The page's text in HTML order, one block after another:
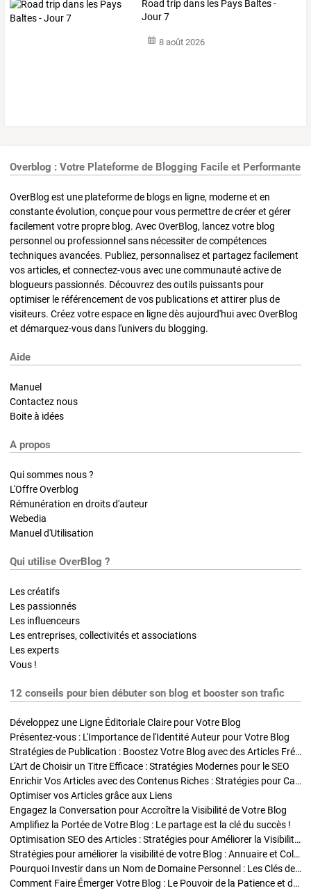
Road trip dans les Pays Baltes -
Jour 7
8 août 2026
Overblog : Votre Plateforme de Blogging Facile et Performante
OverBlog est une plateforme de blogs en ligne, moderne et en
constante évolution, conçue pour vous permettre de créer et gérer
facilement votre propre blog. Avec OverBlog, lancez votre blog
personnel ou professionnel sans nécessiter de compétences
techniques avancées. Publiez, personnalisez et partagez facilement
vos articles, et connectez-vous avec une communauté active de
blogueurs passionnés. Découvrez des outils puissants pour
optimiser le référencement de vos publications et attirer plus de
visiteurs. Créez votre espace en ligne dès aujourd'hui avec OverBlog
et démarquez-vous dans l'univers du blogging.
Aide
Manuel
Contactez nous
Boite à idées
A propos
Qui sommes nous ?
L'Offre Overblog
Rémunération en droits d'auteur
Webedia
Manuel d'Utilisation
Qui utilise OverBlog ?
Les créatifs
Les passionnés
Les influenceurs
Les entreprises, collectivités et associations
Les experts
Vous !
12 conseils pour bien débuter son blog et booster son trafic
Développez une Ligne Éditoriale Claire pour Votre Blog
Présentez-vous : L'Importance de l'Identité Auteur pour Votre Blog
Stratégies de Publication : Boostez Votre Blog avec des Articles Fréquents et Exclusifs
L'Art de Choisir un Titre Efficace : Stratégies Modernes pour le SEO
Enrichir Vos Articles avec des Contenus Riches : Stratégies pour Captiver et Optimiser
Optimiser vos Articles grâce aux Liens
Engagez la Conversation pour Accroître la Visibilité de Votre Blog
Amplifiez la Portée de Votre Blog : Le partage est la clé du succès !
Optimisation SEO des Articles : Stratégies pour Améliorer la Visibilité de Votre Blog
Stratégies pour améliorer la visibilité de votre Blog : Annuaire et Collaborations
Pourquoi Investir dans un Nom de Domaine Personnel : Les Clés de la Réussite de Votre Blog
Comment Faire Émerger Votre Blog : Le Pouvoir de la Patience et de la Persévérance